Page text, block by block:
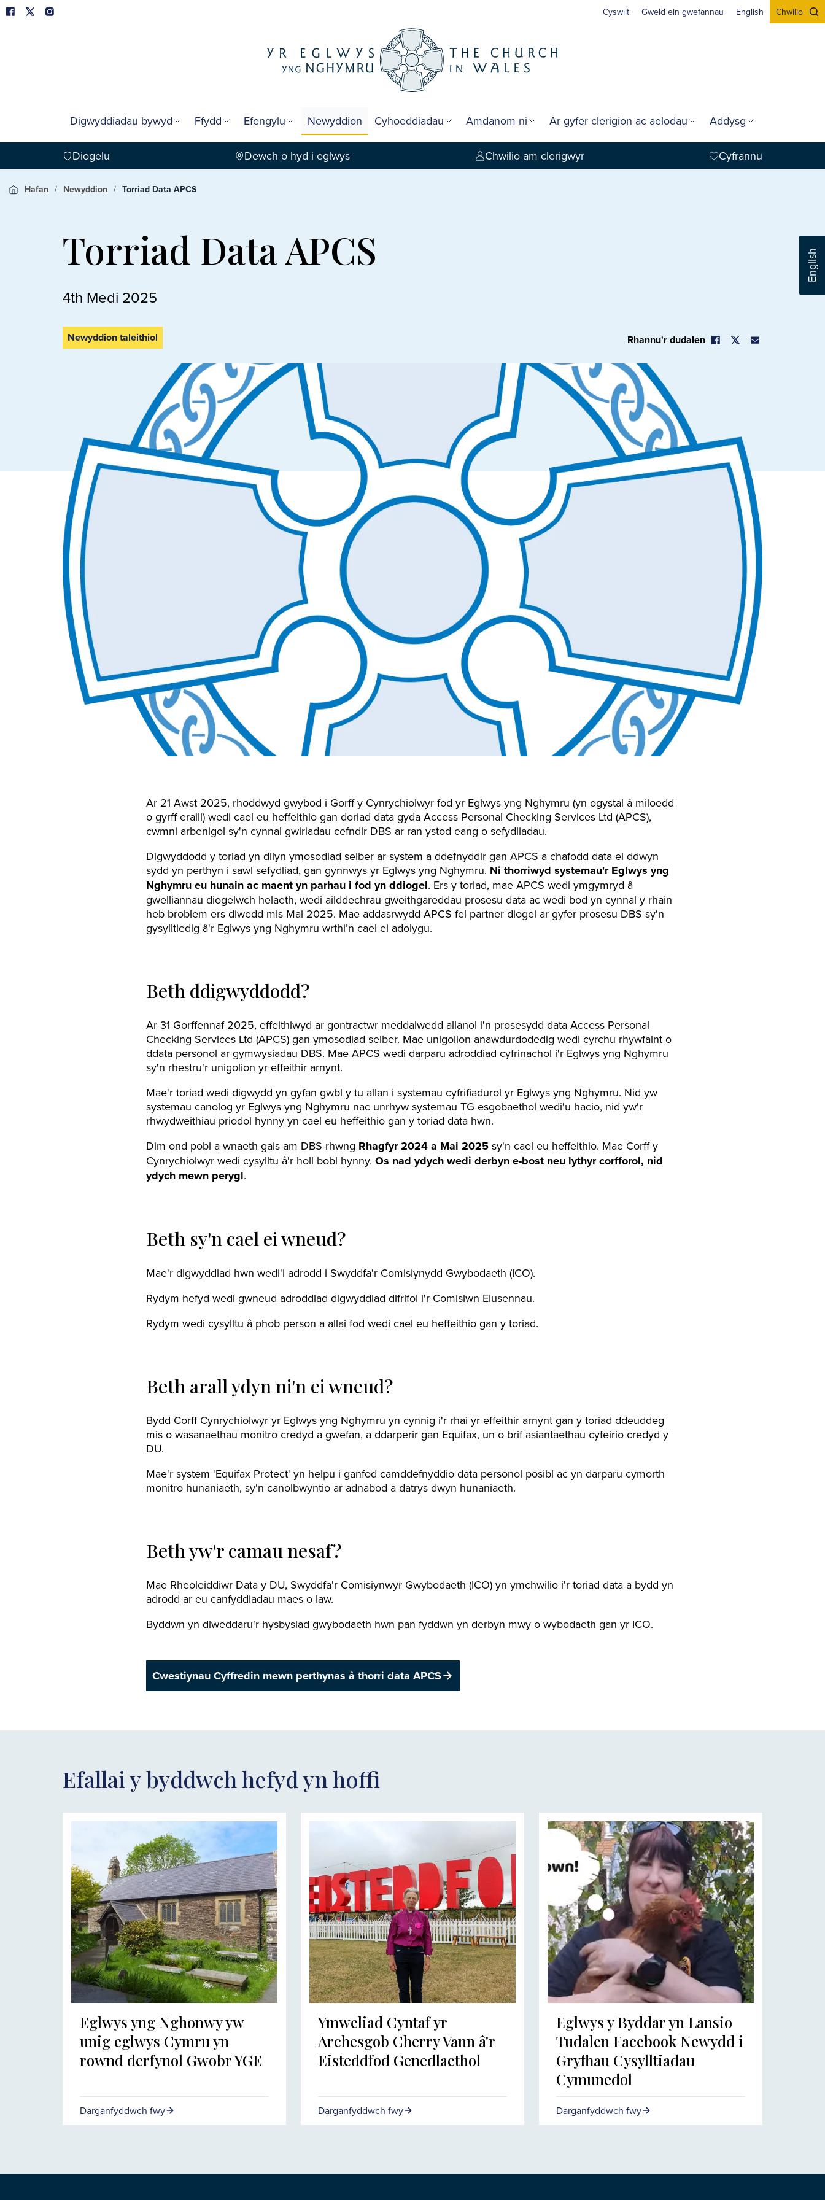
English
Cyswllt Gweld ein gwefannau English Chwilio
Digwyddiadau bywyd Ffydd Efengylu Newyddion Cyhoeddiadau Amdanom ni Ar gyfer clerigion ac aelodau Addysg
Diogelu Dewch o hyd i eglwys Chwilio am clerigwyr Cyfrannu
Hafan Newyddion Torriad Data APCS
Torriad Data APCS
4th Medi 2025
Newyddion taleithiol Rhannu'r dudalen
Ar 21 Awst 2025, rhoddwyd gwybod i Gorff y Cynrychiolwyr fod yr Eglwys yng Nghymru (yn ogystal â miloedd
o gyrff eraill) wedi cael eu heffeithio gan doriad data gyda Access Personal Checking Services Ltd (APCS),
cwmni arbenigol sy'n cynnal gwiriadau cefndir DBS ar ran ystod eang o sefydliadau.
Digwyddodd y toriad yn dilyn ymosodiad seiber ar system a ddefnyddir gan APCS a chafodd data ei ddwyn
sydd yn perthyn i sawl sefydliad, gan gynnwys yr Eglwys yng Nghymru. Ni thorriwyd systemau'r Eglwys yng
Nghymrueu hunain ac maentyn parhau i fod ynddiogel. Ers y toriad, mae APCS wedi ymgymryd â
gwelliannau diogelwch helaeth, wedi ailddechrau gweithgareddau prosesu data ac wedi bod yn cynnal y rhain
heb broblem ers diwedd mis Mai 2025. Mae addasrwydd APCS fel partner diogel ar gyfer prosesu DBS sy'n
gysylltiedig â'r Eglwys yng Nghymru wrthi’n cael ei adolygu.
Beth ddigwyddodd?
Ar 31 Gorffennaf 2025, effeithiwyd ar gontractwr meddalwedd allanol i'n prosesydd data Access Personal
Checking Services Ltd (APCS) gan ymosodiad seiber. Mae unigolion anawdurdodedig wedi cyrchu rhywfaint o
ddata personol ar gymwysiadau DBS. Mae APCS wedi darparu adroddiad cyfrinachol i'r Eglwys yng Nghymru
sy'n rhestru'r unigolion yr effeithir arnynt.
Mae'r toriad wedi digwydd yn gyfan gwbl y tu allan i systemau cyfrifiadurol yr Eglwys yng Nghymru. Nid yw
systemau canolog yr Eglwys yng Nghymru nac unrhyw systemau TG esgobaethol wedi'u hacio, nid yw'r
rhwydweithiau priodol hynny yn cael eu heffeithio gan y toriad data hwn.
Dim ond pobl a wnaeth gais am DBS rhwng Rhagfyr 2024 a Mai 2025 sy'n cael eu heffeithio. Mae Corff y
Cynrychiolwyr wedi cysylltu â'r holl bobl hynny. Os nad ydychwedi derbyn e-bost neu lythyrcorfforol, nid
ydych mewn perygl.
Beth sy'n cael ei wneud?
Mae'r digwyddiad hwn wedi'i adrodd i Swyddfa'r Comisiynydd Gwybodaeth (ICO).
Rydym hefyd wedi gwneud adroddiad digwyddiad difrifol i'r Comisiwn Elusennau.
Rydym wedi cysylltu â phob person a allai fod wedi cael eu heffeithio gan y toriad.
Beth arall ydyn ni'n ei wneud?
Bydd Corff Cynrychiolwyr yr Eglwys yng Nghymru yn cynnig i'r rhai yr effeithir arnynt gan y toriad ddeuddeg
mis o wasanaethau monitro credyd a gwefan, a ddarperir gan Equifax, un o brif asiantaethau cyfeirio credyd y
DU.
Mae'r system 'Equifax Protect' yn helpu i ganfod camddefnyddio data personol posibl ac yn darparu cymorth
monitro hunaniaeth, sy'n canolbwyntio ar adnabod a datrys dwyn hunaniaeth.
Beth yw'r camau nesaf?
Mae Rheoleiddiwr Data y DU, Swyddfa'r Comisiynwyr Gwybodaeth (ICO) yn ymchwilio i'r toriad data a bydd yn
adrodd ar eu canfyddiadau maes o law.
Byddwn yn diweddaru'r hysbysiad gwybodaeth hwn pan fyddwn yn derbyn mwy o wybodaeth gan yr ICO.
Cwestiynau Cyffredin mewn perthynas â thorri data APCS
Efallai y byddwch hefyd yn hoffi
Eglwys yng Nghonwy yw
unig eglwys Cymru yn
rownd derfynol Gwobr YGE
Darganfyddwch fwy
Ymweliad Cyntaf yr
Archesgob Cherry Vann â'r
Eisteddfod Genedlaethol
Darganfyddwch fwy
Eglwys y Byddar yn Lansio
Tudalen Facebook Newydd i
Gryfhau Cysylltiadau
Cymunedol
Darganfyddwch fwy